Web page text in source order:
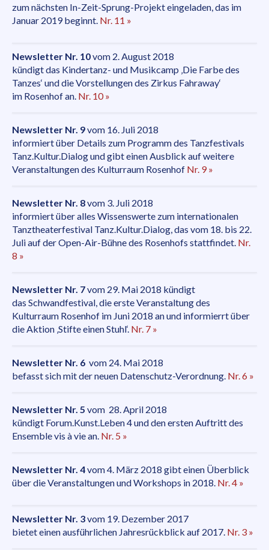
zum nächsten In-Zeit-Sprung-Projekt eingeladen, das im
Januar 2019 beginnt. Nr. 11 »
Newsletter Nr. 10vom 2. August 2018
kündigt das Kindertanz- und Musikcamp ‚Die Farbe des
Tanzes‘ und die Vorstellungen des Zirkus Fahraway‘
im Rosenhof an. Nr. 10 »
Newsletter Nr. 9vom 16. Juli 2018
informiert über Details zum Programm des Tanzfestivals
Tanz.Kultur.Dialog und gibt einen Ausblick auf weitere
Veranstaltungen des Kulturraum Rosenhof Nr. 9 »
Newsletter Nr. 8vom 3. Juli 2018
informiert über alles Wissenswerte zum internationalen
Tanztheaterfestival Tanz.Kultur.Dialog, das vom 18. bis 22.
Juli auf der Open-Air-Bühne des Rosenhofs stattfindet. Nr.
8 »
Newsletter Nr. 7vom 29. Mai 2018 kündigt
das Schwandfestival, die erste Veranstaltung des
Kulturraum Rosenhof im Juni 2018 an und informierrt über
die Aktion ‚Stifte einen Stuhl‘. Nr. 7 »
Newsletter Nr. 6 vom 24. Mai 2018
befasst sich mit der neuen Datenschutz-Verordnung. Nr. 6 »
Newsletter Nr. 5 vom 28. April 2018
kündigt Forum.Kunst.Leben 4 und den ersten Auftritt des
Ensemble vis à vie an. Nr. 5 »
Newsletter Nr. 4vom 4. März 2018 gibt einen Überblick
über die Veranstaltungen und Workshops in 2018. Nr. 4 »
Newsletter Nr. 3vom 19. Dezember 2017
bietet einen ausführlichen Jahresrückblick auf 2017. Nr. 3 »